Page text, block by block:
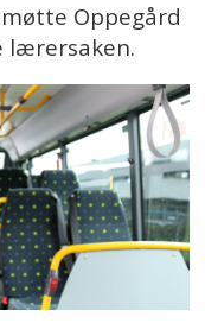
Oppegård
lærersaken.